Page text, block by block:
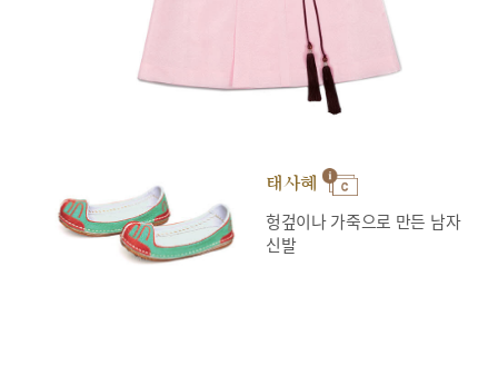
태사혜
헝겊이나 가죽으로 만든 남자
신발